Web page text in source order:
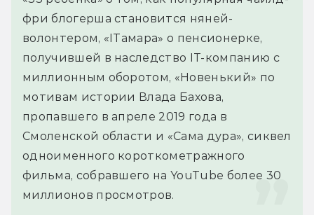
фри блогерша становится няней-
волонтером, «ITамара» о пенсионерке,
получившей в наследство IT-компанию с
миллионным оборотом, «Новенький» по
мотивам истории Влада Бахова,
пропавшего в апреле 2019 года в
Смоленской области и «Сама дура», сиквел
одноименного короткометражного
фильма, собравшего на YouTube более 30
миллионов просмотров.